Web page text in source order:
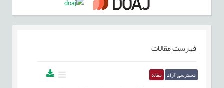
فهرست مقالات
دسترسی آزاد مقاله